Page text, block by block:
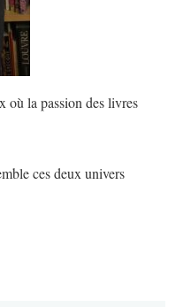
où la passion des livres
ces deux univers